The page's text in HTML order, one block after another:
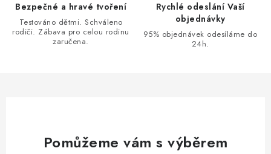
Bezpečné a hravé tvoření
Testováno dětmi. Schváleno
rodiči. Zábava pro celou rodinu
zaručena.
Rychlé odeslání Vaší
objednávky
95% objednávek odesíláme do
24h.
Pomůžeme vám s výběrem